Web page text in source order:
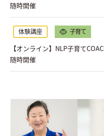
随時開催
体験講座 子育て
【オンライン】NLP子育て
随時開催